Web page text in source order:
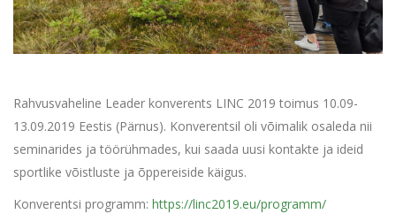
Rahvusvaheline Leader konverents LINC 2019 toimus 10.09-
13.09.2019 Eestis (Pärnus). Konverentsil oli võimalik osaleda nii
seminarides ja töörühmades, kui saada uusi kontakte ja ideid
sportlike võistluste ja õppereiside käigus.
Konverentsi programm: https://linc2019.eu/programm/